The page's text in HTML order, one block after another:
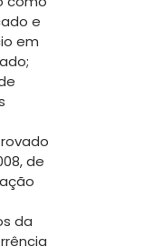
e
em
de
da